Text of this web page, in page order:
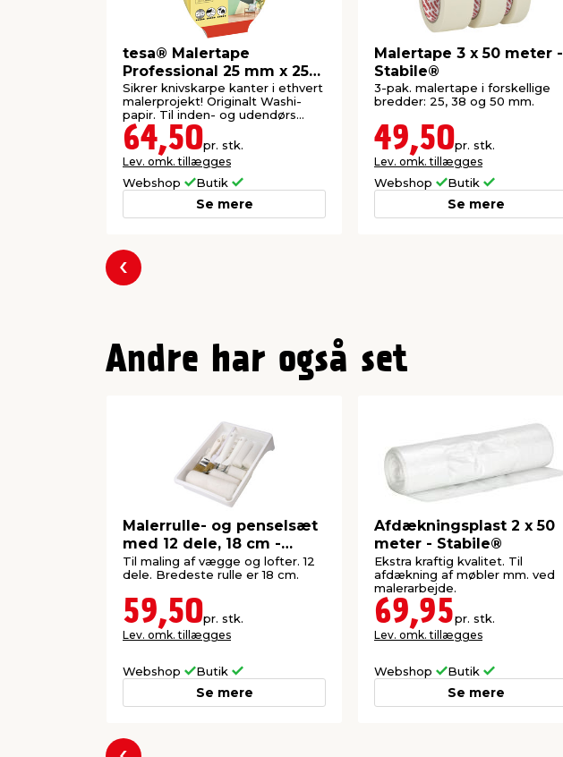
tesa® Malertape
Professional 25 mm x 25
meter
Sikrer knivskarpe kanter i ethvert
malerprojekt! Originalt Washi-
papir. Til inden- og udendørs
brug.
64,50pr. stk.
Lev. omk. tillægges
Webshop Butik
Se mere
Malertape 3 x 50 meter -
Stabile®
3-pak. malertape i forskellige
bredder: 25, 38 og 50 mm.
49,50pr. stk.
Lev. omk. tillægges
Webshop Butik
Se mere
Forrige
Andre har også set
Malerrulle- og penselsæt
med 12 dele, 18 cm -
Stabile®
Til maling af vægge og lofter. 12
dele. Bredeste rulle er 18 cm.
59,50pr. stk.
Lev. omk. tillægges
Webshop Butik
Se mere
Afdækningsplast 2 x 50
meter - Stabile®
Ekstra kraftig kvalitet. Til
afdækning af møbler mm. ved
malerarbejde.
69,95pr. stk.
Lev. omk. tillægges
Webshop Butik
Se mere